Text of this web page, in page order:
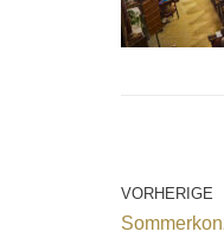
VORHERIGE